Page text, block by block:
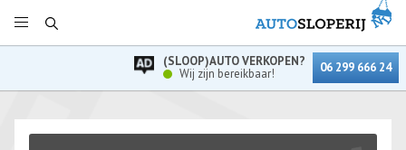
(SLOOP)AUTO VERKOPEN?
Wij zijn bereikbaar!
06 299 666 24